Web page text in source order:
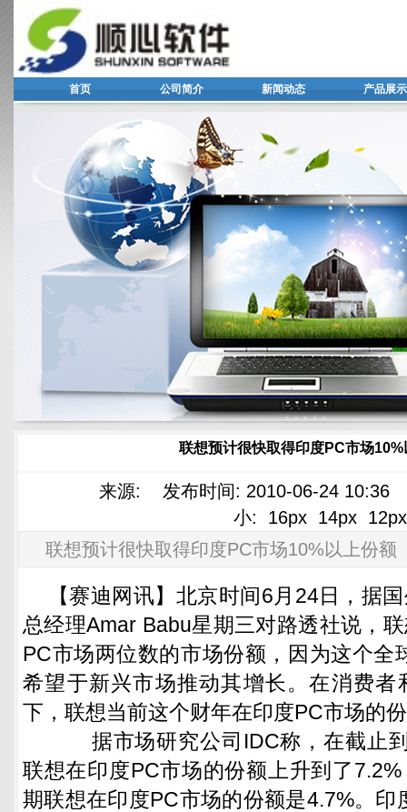
首页 公司简介 新闻动态 产品展示
联想预计很快取得印度PC市场10%
来源: 发布时间: 2010-06-24 10:36
小: 16px 14px
12px
联想预计很快取得印度PC市场10%以上份额
【赛迪网讯】北京时间6月24日，据
总经理Amar Babu星期三对路透社说，
PC市场两位数的市场份额，因为这个全
希望于新兴市场推动其增长。在消费者
下，联想当前这个财年在印度PC市场的
据市场研究公司IDC称，在截止到
联想在印度PC市场的份额上升到了
期联想在印度PC市场的份额是4.7%。印